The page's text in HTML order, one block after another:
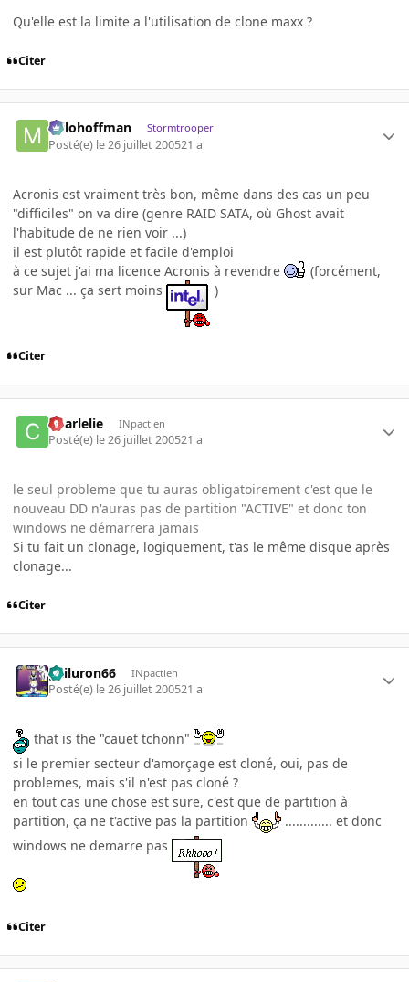
Qu'elle est la limite a l'utilisation de clone maxx ?
Citer
milohoffman Stormtrooper
Posté(e) le 26 juillet 200521 a
Acronis est vraiment très bon, même dans des cas un peu
"difficiles" on va dire (genre RAID SATA, où Ghost avait
l'habitude de ne rien voir ...)
il est plutôt rapide et facile d'emploi
à ce sujet j'ai ma licence Acronis à revendre
(forcément,
sur Mac ... ça sert moins
)
Citer
Charlelie INpactien
Posté(e) le 26 juillet 200521 a
le seul probleme que tu auras obligatoirement c'est que le
nouveau DD n'auras pas de partition "ACTIVE" et donc ton
windows ne démarrera jamais
Si tu fait un clonage, logiquement, t'as le même disque après
clonage...
Citer
gailuron66 INpactien
Posté(e) le 26 juillet 200521 a
that is the "cauet tchonn"
si le premier secteur d'amorçage est cloné, oui, pas de
problemes, mais s'il n'est pas cloné ?
en tout cas une chose est sure, c'est que de partition à
partition, ça ne t'active pas la partition
............. et donc
windows ne demarre pas
Citer